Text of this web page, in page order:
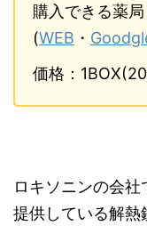
購入できる薬
(WEB ・
価格：
ロキソニンの会
提供している解熱